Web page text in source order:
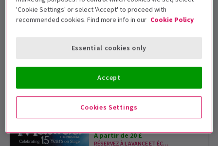
À partir de 31 £
4.8 (9 725)
Matilda The Musical
4.7 (5 085)
À partir de 20 £
RÉSERVEZ À L’AVANCE ET ÉCONOMISEZ
'Cookie Settings' or select 'Accept' to proceed with
recommended cookies. Find more info in our Cookie Policy
Cookies Settings
Essential cookies only
Accept